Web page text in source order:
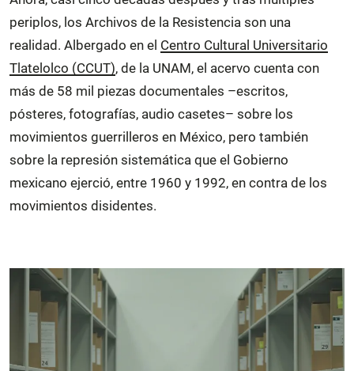
periplos, los Archivos de la Resistencia son una
realidad. Albergado en el Centro Cultural Universitario
Tlatelolco (CCUT), de la UNAM, el acervo cuenta con
más de 58 mil piezas documentales –escritos,
pósteres, fotografías, audio casetes– sobre los
movimientos guerrilleros en México, pero también
sobre la represión sistemática que el Gobierno
mexicano ejerció, entre 1960 y 1992, en contra de los
movimientos disidentes.